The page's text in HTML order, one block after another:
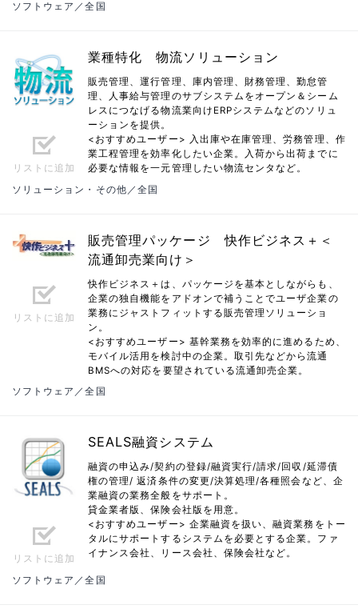
ソフトウェア／全国
リストに追加
業種特化 物流ソリューション
販売管理、運行管理、庫内管理、財務管理、勤怠管
理、人事給与管理のサブシステムをオープン＆シーム
レスにつなげる物流業向けERPシステムなどのソリュ
ーションを提供。
<おすすめユーザー> 入出庫や在庫管理、労務管理、作
業工程管理を効率化したい企業。入荷から出荷までに
必要な情報を一元管理したい物流センタなど。
ソリューション・その他／全国
リストに追加
販売管理パッケージ 快作ビジネス＋＜
流通卸売業向け＞
快作ビジネス＋は、パッケージを基本としながらも、
企業の独自機能をアドオンで補うことでユーザ企業の
業務にジャストフィットする販売管理ソリューショ
ン。
<おすすめユーザー> 基幹業務を効率的に進めるため、
モバイル活用を検討中の企業。取引先などから流通
BMSへの対応を要望されている流通卸売企業。
ソフトウェア／全国
リストに追加
SEALS融資システム
融資の申込み/契約の登録/融資実行/請求/回収/延滞債
権の管理/ 返済条件の変更/決算処理/各種照会など、企
業融資の業務全般をサポート。
貸金業者版、保険会社版を用意。
<おすすめユーザー> 企業融資を扱い、融資業務をトー
タルにサポートするシステムを必要とする企業。ファ
イナンス会社、リース会社、保険会社など。
ソフトウェア／全国